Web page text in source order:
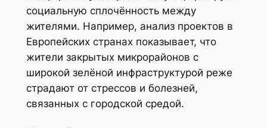
социальную сплочённость между
жителями. Например, анализ проектов в
Европейских странах показывает, что
жители закрытых микрорайонов с
широкой зелёной инфраструктурой реже
страдают от стрессов и болезней,
связанных с городской средой.